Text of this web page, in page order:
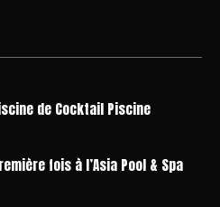
de Cocktail Piscine
fois à l’Asia Pool & Spa